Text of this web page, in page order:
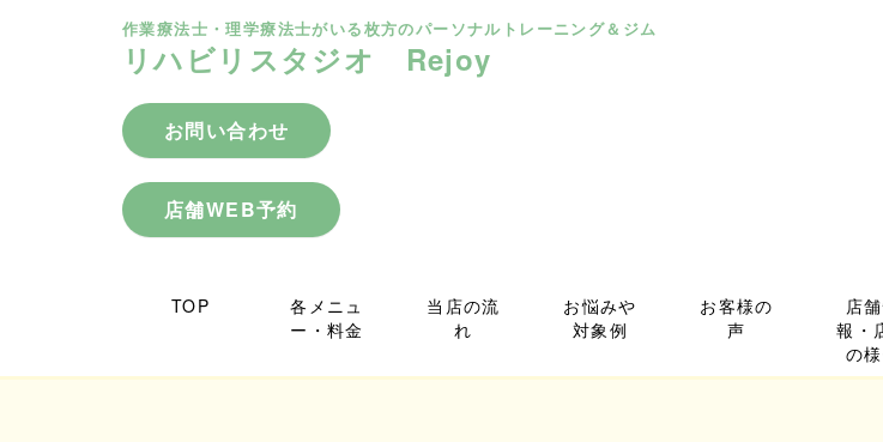
作業療法士・理学療法士がいる枚方のパーソナルトレーニング＆ジム
リハビリスタジオ Rejoy
お問い合わせ
店舗WEB予約
TOP
各メニュ
ー・料金
当店の流
れ
お悩みや
対象例
お客様の
声
店
報・
の